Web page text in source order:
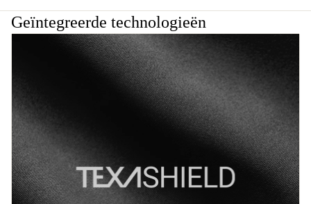
Geïntegreerde technologieën